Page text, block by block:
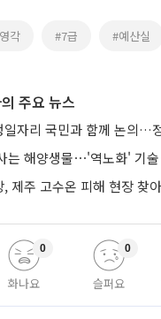
각 #7급 #예산실
주요 뉴스
화나요
0
슬퍼요
0